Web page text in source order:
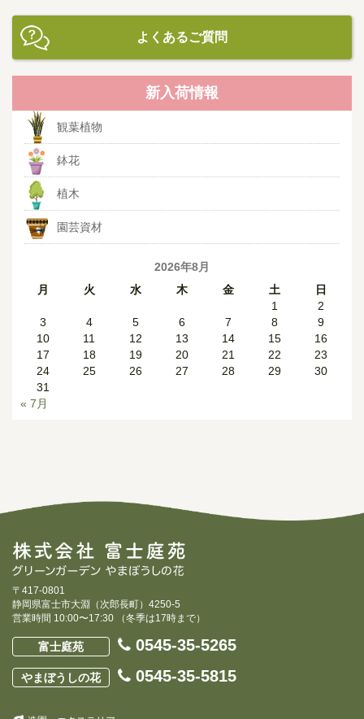
よくあるご質問
新入荷情報
観葉植物
鉢花
植木
園芸資材
2026年8月
月
火 水 木 金 土
日
1
2
3
4 5 6 7 8
9
10
11 12 13 14 15
16
17
18 19 20 21 22
23
24
25 26 27 28 29
30
31
« 7月
〒417-0801
静岡県富士市大淵（次郎長町）4250-5
営業時間 10:00〜17:30 （冬季は17時まで）
富士庭苑 0545-35-5265
やまぼうしの花 0545-35-5815